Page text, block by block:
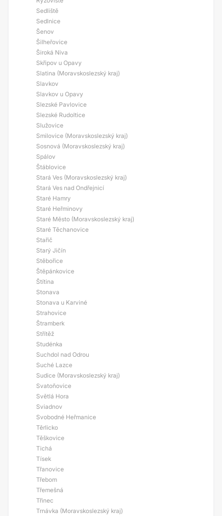
Sedliště
Sedlnice
Šenov
Šilheřovice
Široká Niva
Skřipov u Opavy
Slatina (Moravskoslezský kraj)
Slavkov
Slavkov u Opavy
Slezské Pavlovice
Slezské Rudoltice
Služovice
Smilovice (Moravskoslezský kraj)
Sosnová (Moravskoslezský kraj)
Spálov
Štáblovice
Stará Ves (Moravskoslezský kraj)
Stará Ves nad Ondřejnicí
Staré Hamry
Staré Heřminovy
Staré Město (Moravskoslezský kraj)
Staré Těchanovice
Stařič
Starý Jičín
Stěbořice
Štěpánkovice
Štítina
Stonava
Stonava u Karviné
Strahovice
Štramberk
Střítěž
Studénka
Suchdol nad Odrou
Suché Lazce
Sudice (Moravskoslezský kraj)
Svatoňovice
Světlá Hora
Sviadnov
Svobodné Heřmanice
Těrlicko
Těškovice
Tichá
Tísek
Třanovice
Třebom
Třemešná
Třinec
Trnávka (Moravskoslezský kraj)